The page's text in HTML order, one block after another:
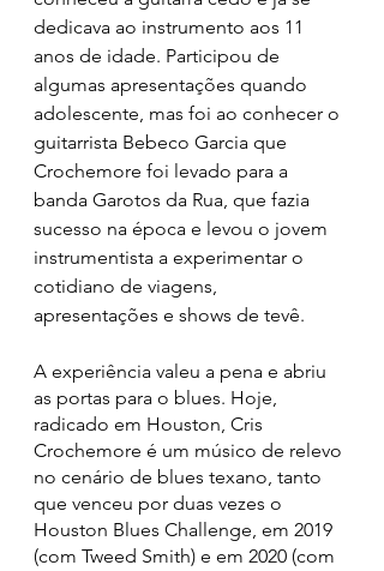
dedicava ao instrumento aos 11
anos de idade. Participou de
algumas apresentações quando
adolescente, mas foi ao conhecer o
guitarrista Bebeco Garcia que
Crochemore foi levado para a
banda Garotos da Rua, que fazia
sucesso na época e levou o jovem
instrumentista a experimentar o
cotidiano de viagens,
apresentações e shows de tevê.
A experiência valeu a pena e abriu
as portas para o blues. Hoje,
radicado em Houston, Cris
Crochemore é um músico de relevo
no cenário de blues texano, tanto
que venceu por duas vezes o
Houston Blues Challenge, em 2019
(com Tweed Smith) e em 2020 (com